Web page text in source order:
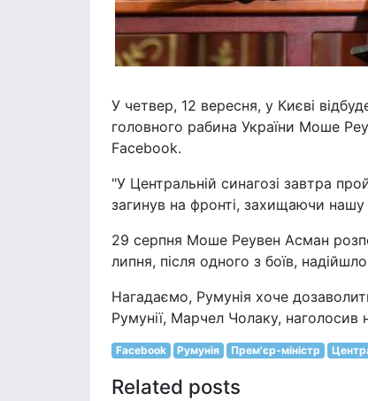
У четвер, 12 вересня, у Києві
головного рабина України Моше
Facebook.
"У Центральній синагозі завтра
загинув на фронті, захищаючи нашу
29 серпня Моше Реувен Асман
липня, після одного з боїв,
Нагадаємо, Румунія хоче
Румунії, Марчел Чолаку, наголосив
Facebook Румунія Прем'єр-міністр
Related posts